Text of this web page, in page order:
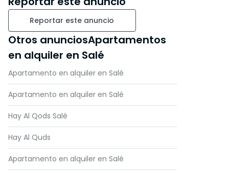
contacto con nosotros para
visitar esta excepcional
propiedad!
Reportar este anuncio
Otros anunciosApartamentos
en alquiler en Salé
Apartamento en alquiler en Salé
Apartamento en alquiler en Salé
Hay Al Qods Salé
Hay Al Quds
Apartamento en alquiler en Salé